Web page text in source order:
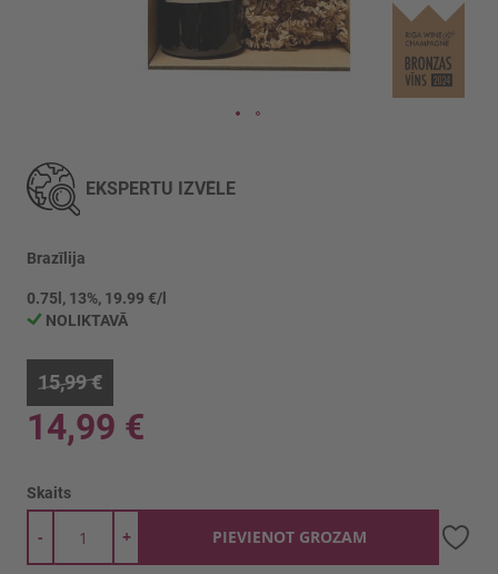
uz
galerijas
sākumu
EKSPERTU IZVĒLE
Brazīlija
0.75l, 13%, 19.99 €/l
NOLIKTAVĀ
15,99 €
14,99 €
Skaits
+
- PIEVIENOT GROZAM